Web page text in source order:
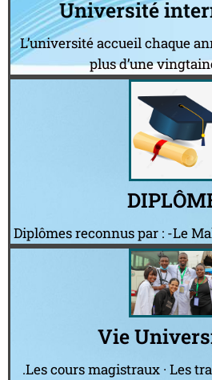
Université
L’université accueil chaque
plus d’une
Diplômes reconnus par : -Le
Vie
.Les cours magistraux · Les